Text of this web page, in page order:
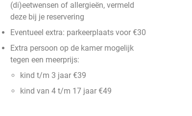
(di)eetwensen of allergieën, vermeld
deze bij je reservering
Eventueel extra: parkeerplaats voor €30
Extra persoon op de kamer mogelijk
tegen een meerprijs:
kind t/m 3 jaar €39
kind van 4 t/m 17 jaar €49